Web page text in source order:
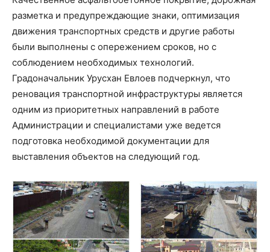
разметка и предупреждающие знаки, оптимизация
движения транспортных средств и другие работы
были выполнены с опережением сроков, но с
соблюдением необходимых технологий.
Градоначальник Урусхан Евлоев подчеркнул, что
реновация транспортной инфраструктуры является
одним из приоритетных направлений в работе
Администрации и специалистами уже ведется
подготовка необходимой документации для
выставления объектов на следующий год.